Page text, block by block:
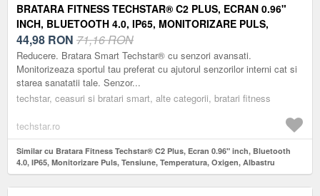
BRATARA FITNESS TECHSTAR® C2 PLUS, ECRAN 0.96"
INCH, BLUETOOTH 4.0, IP65, MONITORIZARE PULS,
TENSIUNE, TEMPERATURA, OXIGEN, ALBASTRU
44,98 RON 71,16 RON
Reducere. Bratara Smart Techstar® cu senzori avansati.
Monitorizeaza sportul tau preferat cu ajutorul senzorilor interni cat si
starea sanatatii tale. Senzor...
techstar, ceasuri si bratari smart, alte categorii, bratari fitness
techstar.ro
Similar cu Bratara Fitness Techstar® C2 Plus, Ecran 0.96" inch, Bluetooth
4.0, IP65, Monitorizare Puls, Tensiune, Temperatura, Oxigen, Albastru